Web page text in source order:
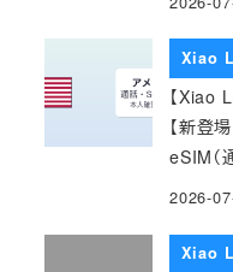
Xiao
【Xiao
【新登
eSIM（
2026-
Xiao